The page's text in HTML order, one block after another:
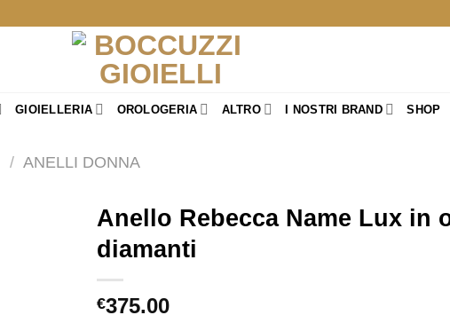
GIOIELLERIA OROLOGERIA ALTRO I NOSTRI BRAND SHOP
/ ANELLI DONNA
Anello Rebecca Name Lux in
diamanti
€375.00